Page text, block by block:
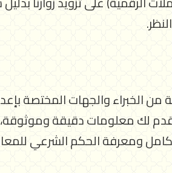
الخبراء والجهات المختصة
لك معلومات دقيقة
ومعرفة الحكم الشرعي